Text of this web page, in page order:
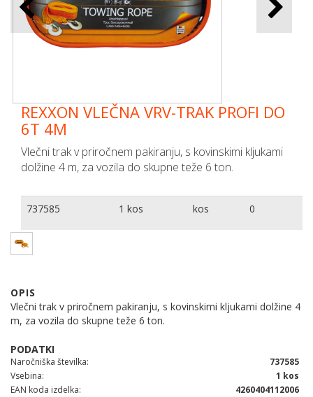
REXXON VLEČNA VRV-TRAK PROFI DO
6T 4M
Vlečni trak v priročnem pakiranju, s kovinskimi kljukami
dolžine 4 m, za vozila do skupne teže 6 ton.
737585 1 kos kos 0
OPIS
Vlečni trak v priročnem pakiranju, s kovinskimi kljukami dolžine 4
m, za vozila do skupne teže 6 ton.
Naročniška številka
737585
Vsebina
1 kos
EAN koda izdelka
4260404112006